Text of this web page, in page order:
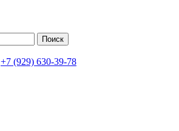
Поиск
+7 (929) 630-39-78